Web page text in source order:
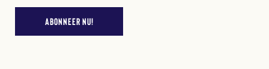
ABONNEER NU!